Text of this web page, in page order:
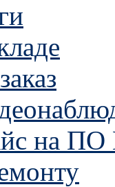
на ПО